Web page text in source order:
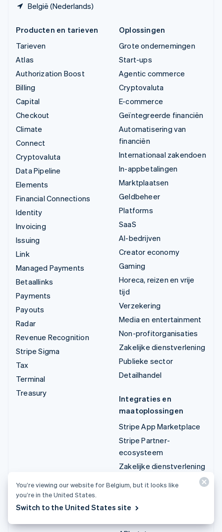
België (Nederlands)
Producten en tarieven
Tarieven
Atlas
Authorization Boost
Billing
Capital
Checkout
Climate
Connect
Cryptovaluta
Data Pipeline
Elements
Financial Connections
Identity
Invoicing
Issuing
Link
Managed Payments
Betaallinks
Payments
Payouts
Radar
Revenue Recognition
Stripe Sigma
Tax
Terminal
Treasury
Oplossingen
Grote ondernemingen
Start-ups
Agentic commerce
Cryptovaluta
E-commerce
Geïntegreerde financiën
Automatisering van
financiën
Internationaal zakendoen
In-appbetalingen
Marktplaatsen
Geldbeheer
Platforms
SaaS
AI-bedrijven
Creator economy
Gaming
Horeca, reizen en vrije
tijd
Verzekering
Media en entertainment
Non-profitorganisaties
Zakelijke dienstverlening
Publieke sector
Detailhandel
Integraties en
maatoplossingen
Stripe App Marketplace
Stripe Partner-
ecosysteem
Zakelijke dienstverlening
Developers
Documentatie
You’re viewing our website for Belgium, but it looks like
you’re in the United States.
Switch to the United States site